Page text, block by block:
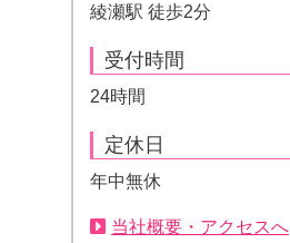
綾瀬駅 徒歩2分
受付時間
24時間
定休日
年中無休
当社概要・アクセスへ